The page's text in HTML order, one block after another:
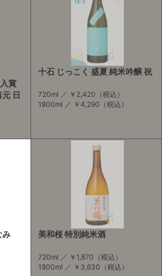
賞
日
十石 じっこく 盛夏 純米吟醸 祝
720ml ／ ￥2,420 （税込）
1800ml ／ ￥4,290 （税込）
み 美和桜 特別純米酒
720ml ／ ￥1,870 （税込）
1800ml ／ ￥3,630 （税込）